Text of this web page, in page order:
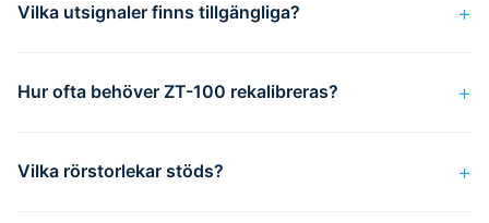
Vilka utsignaler finns tillgängliga?
Hur ofta behöver ZT-100 rekalibreras?
Vilka rörstorlekar stöds?